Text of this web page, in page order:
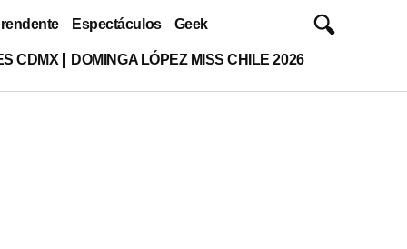
Espectáculos Geek
CDMX DOMINGA LÓPEZ MISS CHILE 2026